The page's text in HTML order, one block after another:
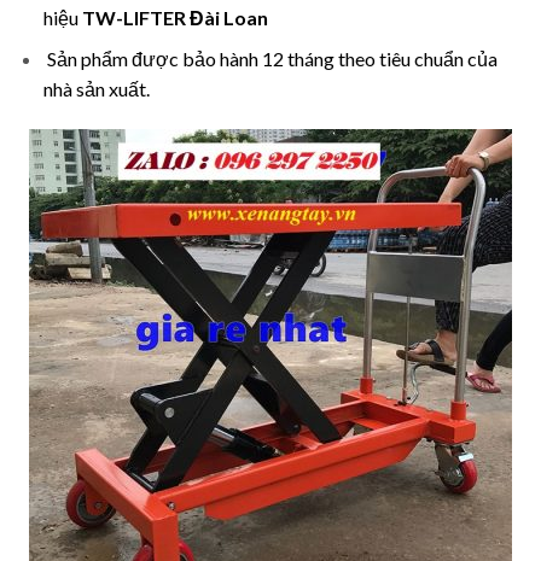
hiệu TW-LIFTER Đài Loan
Sản phẩm được bảo hành 12 tháng theo tiêu chuẩn của
nhà sản xuất.